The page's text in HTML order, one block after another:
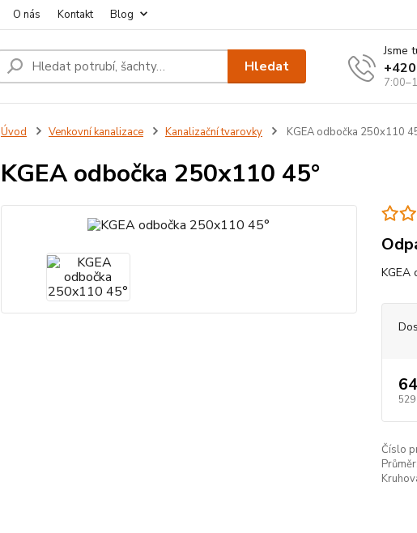
O nás Kontakt Blog
Hledat
Jsme
Úvod Venkovní kanalizace Kanalizační tvarovky KGEA odbočka 250x110
KGEA odbočka 250x110 45°
KGEA
529
Číslo
Průměr: